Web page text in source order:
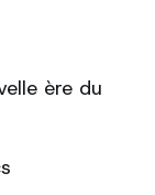
ère du